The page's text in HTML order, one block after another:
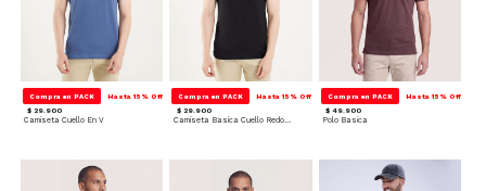
Compra en PACK Hasta 15% Off
$ 29.900
Camiseta Cuello En V
Compra en PACK Hasta 15% Off
$ 29.900
Camiseta Basica Cuello Redondo
Compra en PACK Hasta 15% Off
$ 49.900
Polo Basica